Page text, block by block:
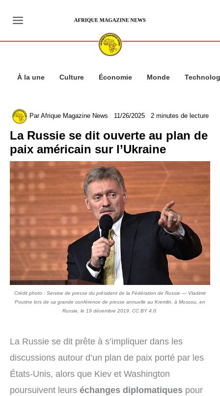
contenu
À la une Culture Économie Monde
ParAfrique Magazine News 11/26/2025 2 minutes de lecture
La Russie se dit ouverte au plan de
paix américain sur l’Ukraine
Crédit photo : Service de presse du président de la Fédération de Russie — Vladimir
Poutine lors de sa grande conférence de presse annuelle au Kremlin, à Moscou, en
Russie, le 19 décembre 2019. CC BY 4.0.
La Russie se dit prête à s’impliquer dans les
discussions autour d’un plan de paix porté par les
États-Unis, alors que Kiev et Washington
poursuivent leurs échanges diplomatiques pour